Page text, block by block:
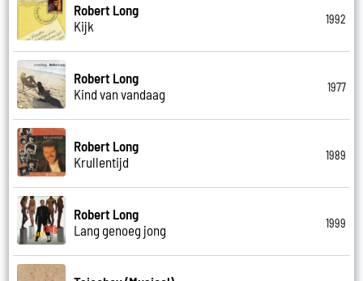
Robert Long
Kijk
1992
Robert Long
Kind van vandaag
1977
Robert Long
Krullentijd
1989
Robert Long
Lang genoeg jong
1999